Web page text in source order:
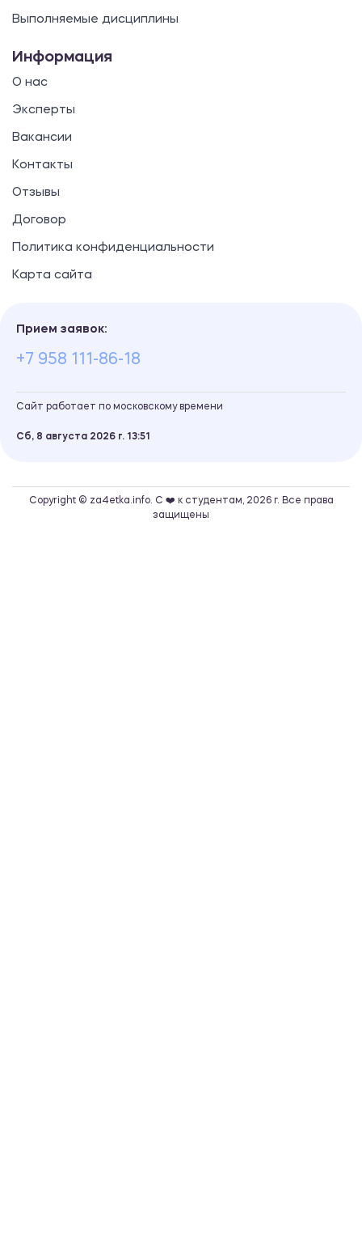
Выполняемые дисциплины
Информация
О нас
Эксперты
Вакансии
Контакты
Отзывы
Договор
Политика конфиденциальности
Карта сайта
Прием заявок:
+7 958 111-86-18
Сайт работает по московскому времени
Сб, 8 августа 2026 г. 13 51
Copyright © za4etka.info. С ❤️ к студентам, 2026 г. Все права
защищены